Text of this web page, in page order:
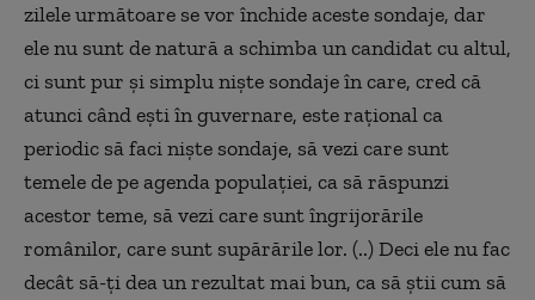
zilele următoare se vor închide aceste sondaje, dar
ele nu sunt de natură a schimba un candidat cu altul,
ci sunt pur şi simplu nişte sondaje în care, cred că
atunci când eşti în guvernare, este raţional ca
periodic să faci nişte sondaje, să vezi care sunt
temele de pe agenda populaţiei, ca să răspunzi
acestor teme, să vezi care sunt îngrijorările
românilor, care sunt supărările lor. (..) Deci ele nu fac
decât să-ţi dea un rezultat mai bun, ca să ştii cum să